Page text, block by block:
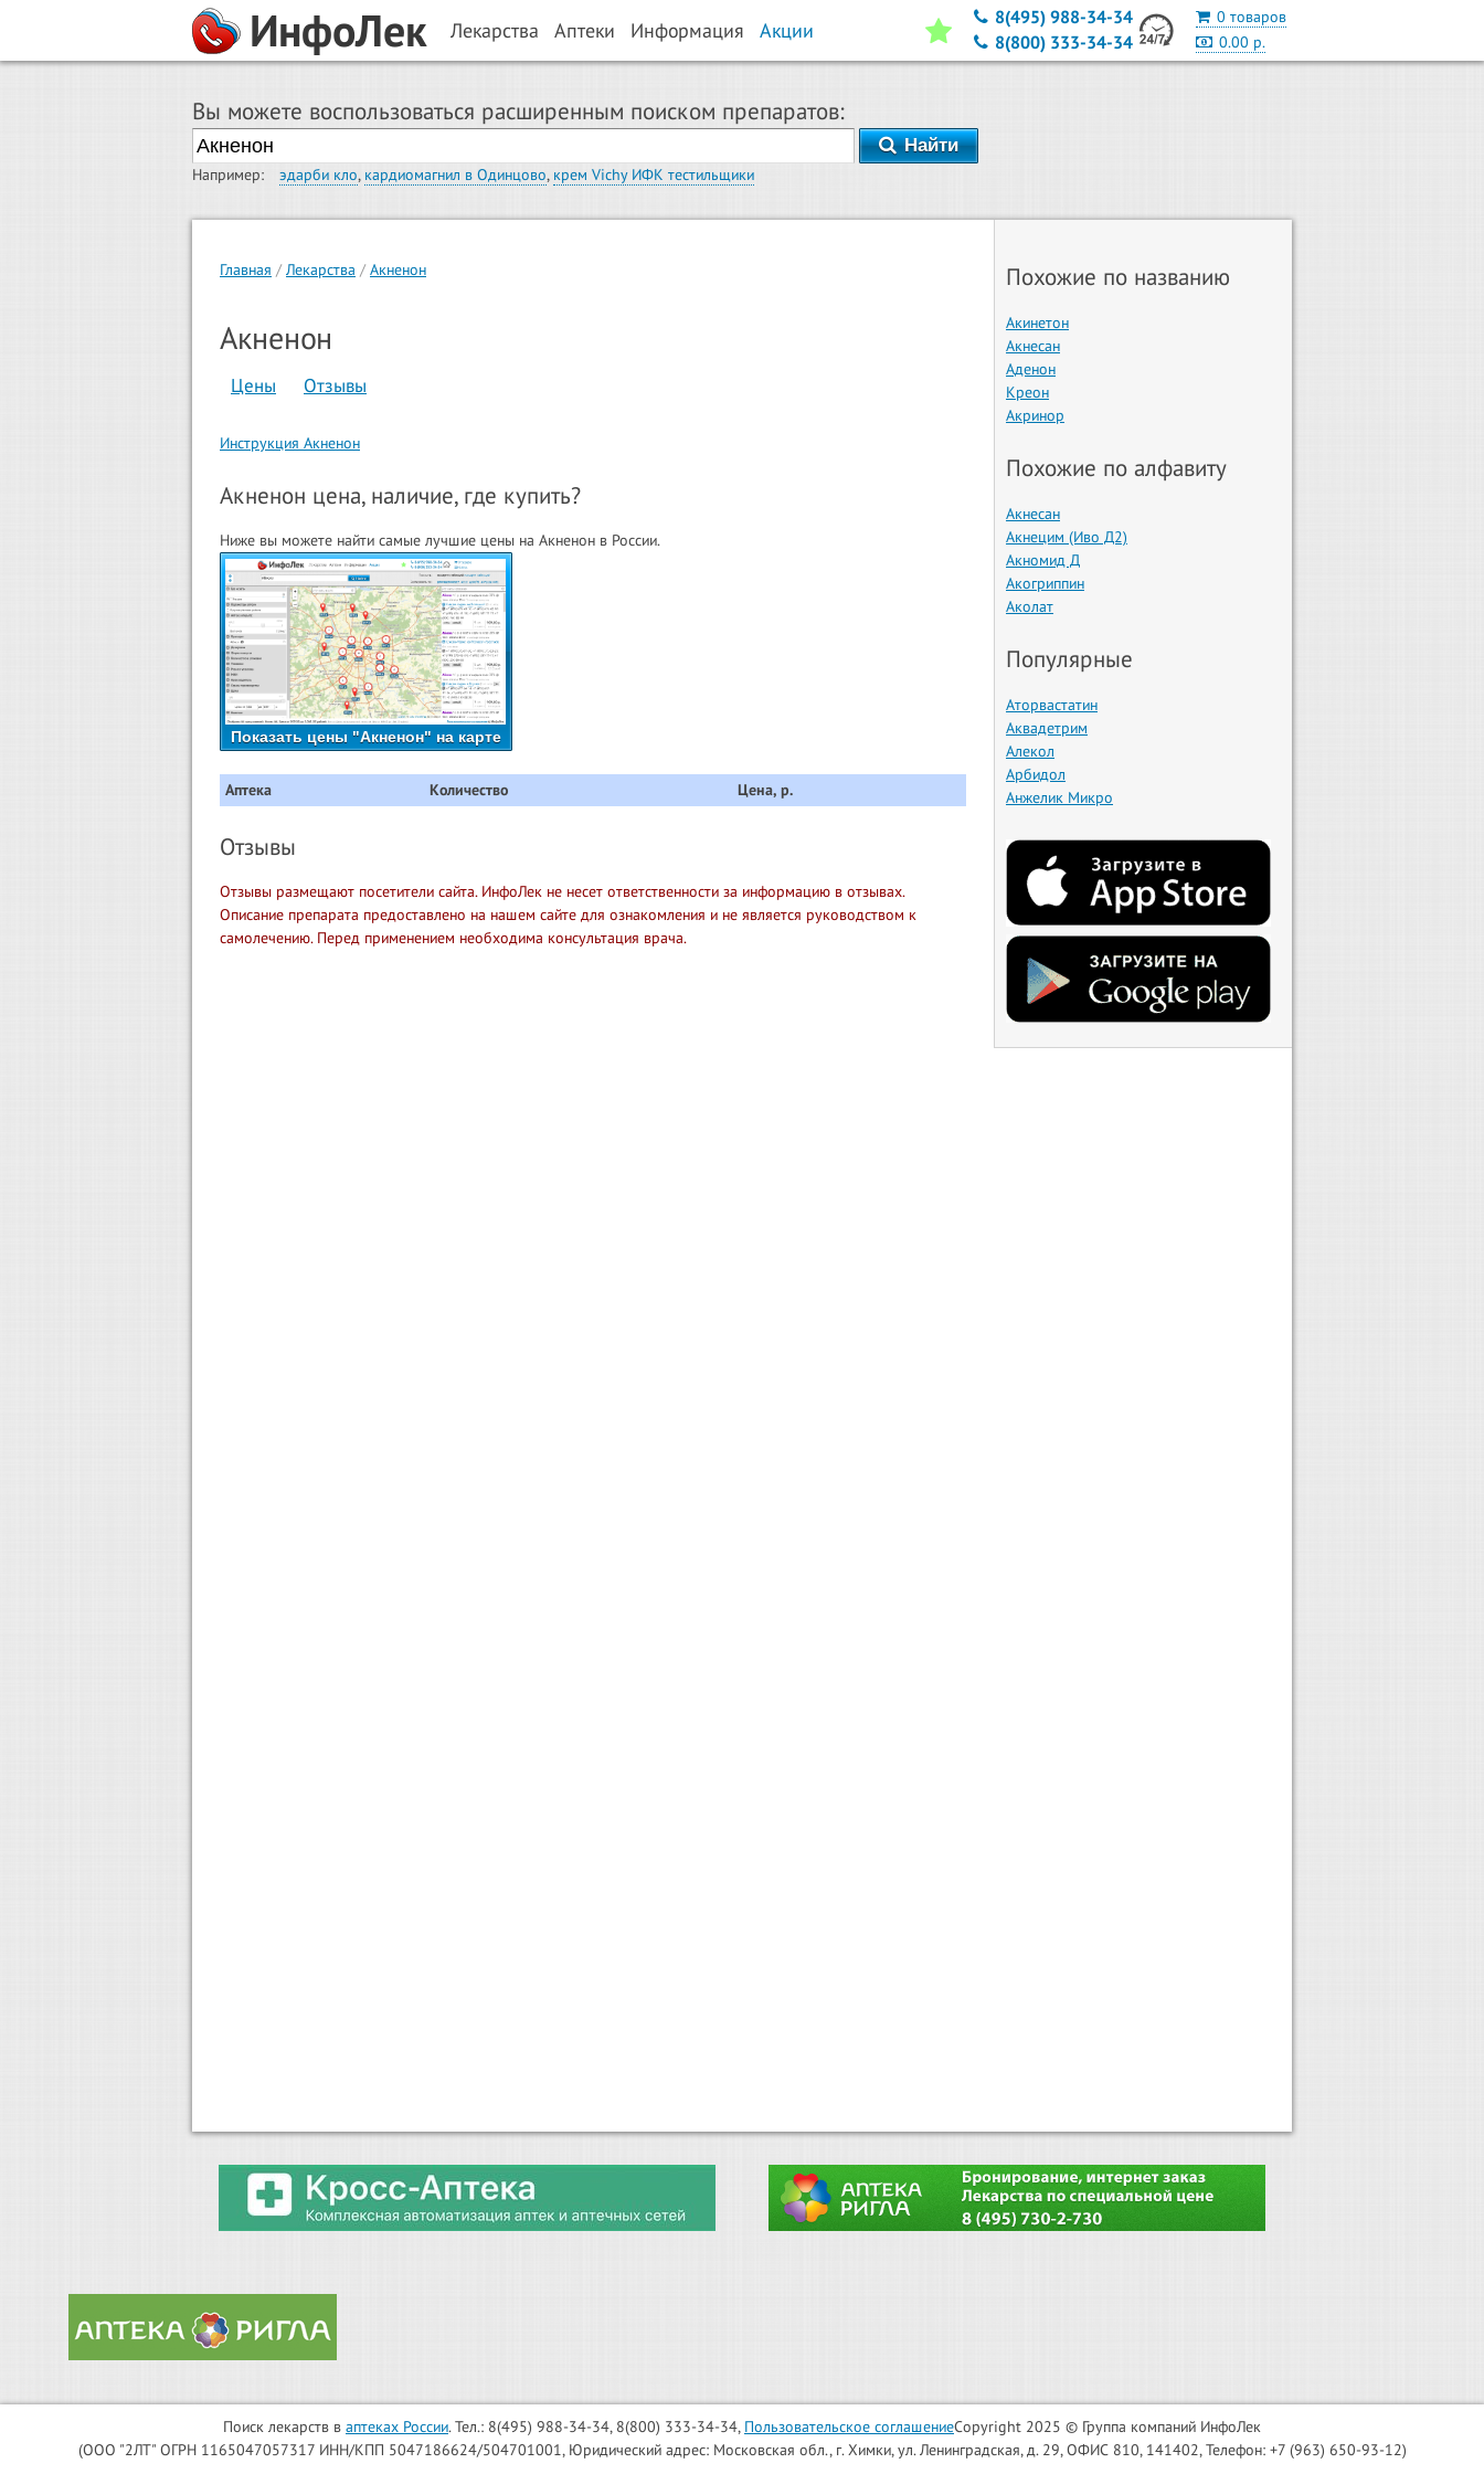
ИнфоЛек Лекарства Аптеки Информация Акции
0 товаров
0.00 р.
8(495) 988-34-34
8(800) 333-34-34
Вы можете воспользоваться расширенным поиском препаратов:
Найти
Например: эдарби кло, кардиомагнил в Одинцово, крем Vichy ИФК тестильщики
Главная Лекарства Акненон
Акненон
Цены Отзывы
Инструкция Акненон
Акненон цена, наличие, где купить?
Ниже вы можете найти самые лучшие цены на Акненон в России.
Показать цены "Акненон" на карте
Аптека Количество Цена, р.
Отзывы
Отзывы размещают посетители сайта. ИнфоЛек не несет ответственности за информацию в отзывах.
Описание препарата предоставлено на нашем сайте для ознакомления и не является руководством к
самолечению. Перед применением необходима консультация врача.
Похожие по названию
Акинетон
Акнесан
Аденон
Креон
Акринор
Похожие по алфавиту
Акнесан
Акнецим (Иво Д2)
Акномид Д
Акогриппин
Аколат
Популярные
Аторвастатин
Аквадетрим
Алекол
Арбидол
Анжелик Микро
Поиск лекарств в аптеках России. Тел.: 8(495) 988-34-34, 8(800) 333-34-34, Пользовательское соглашениеCopyright 2025 © Группа компаний ИнфоЛек
(ООО "2ЛТ" ОГРН 1165047057317 ИНН/КПП 5047186624/504701001, Юридический адрес: Московская обл., г. Химки, ул. Ленинградская, д. 29, ОФИС 810, 141402, Телефон: +7 (963) 650-93-12)